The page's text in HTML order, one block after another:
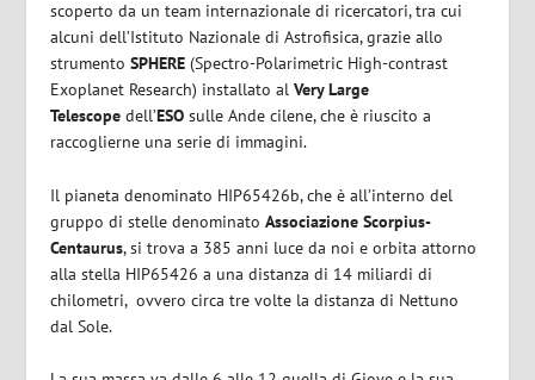
scoperto da un team internazionale di ricercatori, tra cui
alcuni dell’Istituto Nazionale di Astrofisica, grazie allo
strumentoSPHERE (Spectro-Polarimetric High-contrast
Exoplanet Research) installato alVery Large
Telescope dell’ESOsulle Ande cilene, che è riuscito a
raccoglierne una serie di immagini.
Il pianeta denominato HIP65426b, che è all’interno del
gruppo di stelle denominatoAssociazione Scorpius-
Centaurus, si trova a 385 anni luce da noi e orbita attorno
alla stella HIP65426 a una distanza di 14 miliardi di
chilometri, ovvero circa tre volte la distanza di Nettuno
dal Sole.